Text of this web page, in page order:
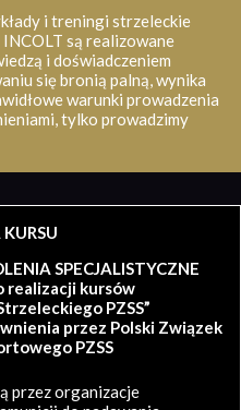
i treningi strzeleckie
są realizowane
i doświadczeniem
się bronią palną, wynika
warunki prowadzenia
tylko prowadzimy
SPECJALISTYCZNE
realizacji kursów
PZSS”
przez Polski Związek
PZSS
przez organizacje